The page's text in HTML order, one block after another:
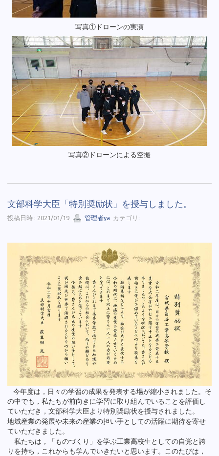
写真①ドローンの実演
写真②ドローンによる空撮
文部科学大臣「特別奨励状」を授与しました。
投稿日時 : 2021/01/19 管理者ya カテゴリ:
今年度は，日々の学習の成果を発表する場が縮小されました。そ
の中でも，私たちが前向きに学習に取り組んでいることを評価し
ていただき，文部科学大臣より特別奨励状を授与されました。
地域産業の発展や未来の産業の担い手としての活躍に期待を寄せ
ていただきました。
私たちは，「ものづくり」を学ぶ工業高校生としての自覚と誇
りを持ち，これからも学んでいきたいと思います。このたびは，